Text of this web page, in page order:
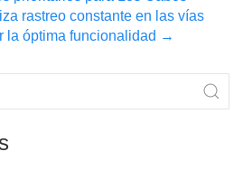
rastreo constante en las vías
la óptima funcionalidad →